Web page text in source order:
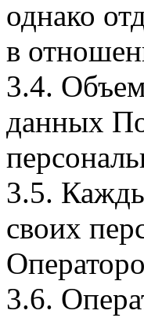
однако
в
3.4.
данных
3.5.
своих
3.6.